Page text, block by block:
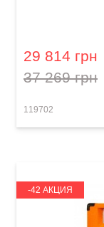
29 814 грн
37 269 грн
119702
-42 АКЦИЯ